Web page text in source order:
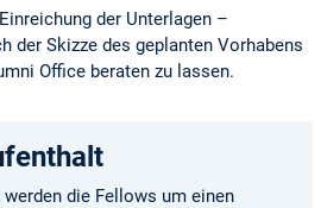
der Unterlagen –
der Skizze des geplanten Vorhabens
Office beraten zu lassen.
die Fellows um einen